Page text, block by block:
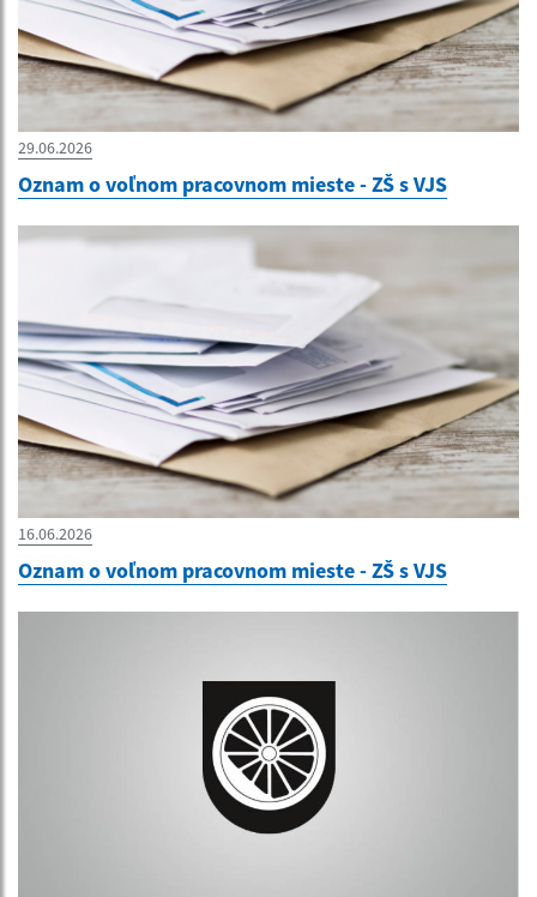
29.06.2026
Oznam o voľnom pracovnom mieste - ZŠ s VJS
16.06.2026
Oznam o voľnom pracovnom mieste - ZŠ s VJS